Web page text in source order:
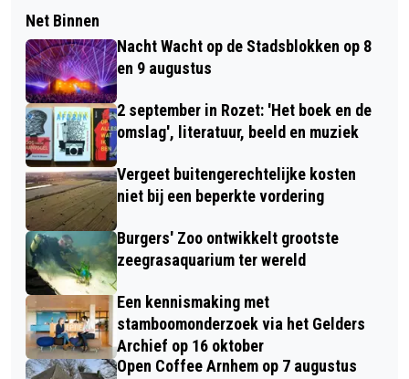
Net Binnen
Nacht Wacht op de Stadsblokken op 8
en 9 augustus
2 september in Rozet: 'Het boek en de
omslag', literatuur, beeld en muziek
Vergeet buitengerechtelijke kosten
niet bij een beperkte vordering
Burgers' Zoo ontwikkelt grootste
zeegrasaquarium ter wereld
Een kennismaking met
stamboomonderzoek via het Gelders
Archief op 16 oktober
Open Coffee Arnhem op 7 augustus